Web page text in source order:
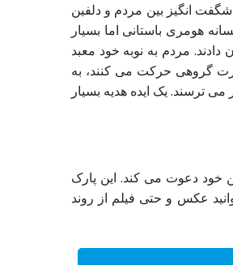
انگیز بین مردم و دلفین
هومری باستانی اما بسیار
مردم به نوبه خود معبد
گروهی حرکت می کنند، به
ترسند. یک ایده هدیه بسیار
خود دعوت می کند. این پارک
عکس و حتی فیلم از روند